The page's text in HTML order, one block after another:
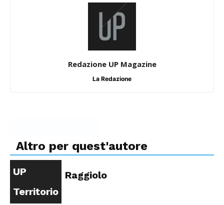
Redazione UP Magazine
La Redazione
Altro per quest'autore
UP
Territorio
Raggiolo